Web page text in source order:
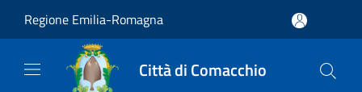
Regione Emilia-Romagna
Città di Comacchio